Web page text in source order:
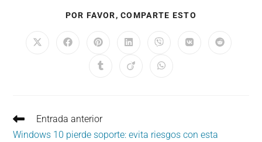
POR FAVOR, COMPARTE ESTO
Se
Se
Se
en
una
Se
en
una
Se
en
una
Se
Se
Se
Se
Se
Leer
más
artículos
Entrada anterior
Windows 10 pierde soporte: evita riesgos con esta